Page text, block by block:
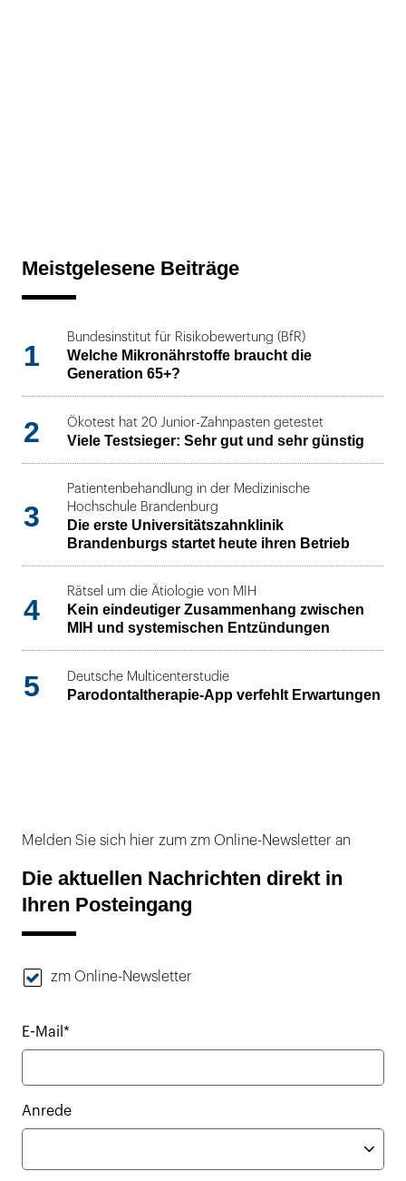
Meistgelesene Beiträge
1
Bundesinstitut für Risikobewertung (BfR)
Welche Mikronährstoffe braucht die
Generation 65+?
2 Ökotest hat 20 Junior-Zahnpasten getestet
Viele Testsieger: Sehr gut und sehr günstig
3
Patientenbehandlung in der Medizinische
Hochschule Brandenburg
Die erste Universitätszahnklinik
Brandenburgs startet heute ihren Betrieb
4
Rätsel um die Ätiologie von MIH
Kein eindeutiger Zusammenhang zwischen
MIH und systemischen Entzündungen
5 Deutsche Multicenterstudie
Parodontaltherapie-App verfehlt Erwartungen
Melden Sie sich hier zum zm Online-Newsletter an
Die aktuellen Nachrichten direkt in
Ihren Posteingang
zm Online-Newsletter
E-Mail*
Anrede